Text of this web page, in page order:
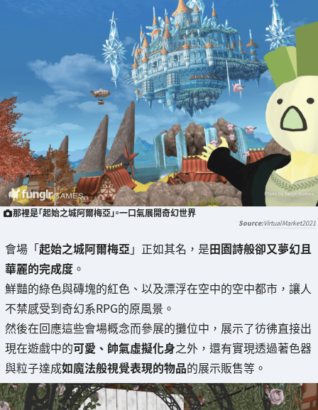
那裡是「起始之城阿爾梅亞」。一口氣展開奇幻世界
VirtualMarket2021
會場「起始之城阿爾梅亞 」正如其名，是田園詩般卻又夢幻且
華麗的完成度 。
鮮豔的綠色與磚塊的紅色、以及漂浮在空中的空中都市，讓人
不禁感受到奇幻系RPG的原風景。
然後在回應這些會場概念而參展的攤位中，展示了彷彿直接出
現在遊戲中的可愛、帥氣虛擬化身之外，還有實現透過著色器
與粒子達成如魔法般視覺表現的物品的展示販售等。